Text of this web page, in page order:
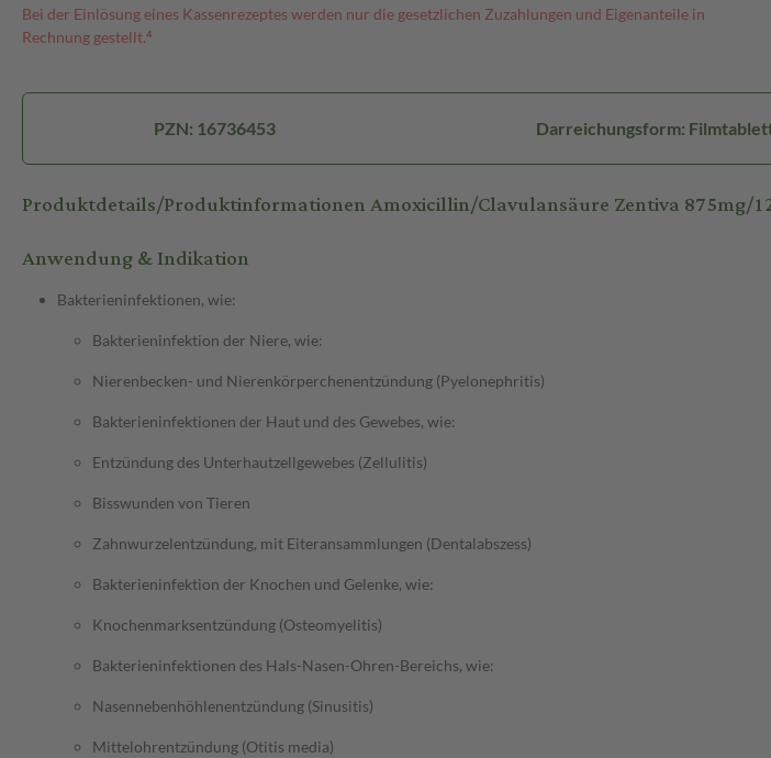
Bei der Einlösung eines Kassenrezeptes werden nur die gesetzlichen Zuzahlungen und Eigenanteile in
Rechnung gestellt.⁴
PZN: 16736453 Darreichungsform:
Produktdetails/Produktinformationen Amoxicillin/Clavulansäure Zentiva 875mg/
Anwendung & Indikation
Bakterieninfektionen, wie:
Bakterieninfektion der Niere, wie:
Nierenbecken- und Nierenkörperchenentzündung (Pyelonephritis)
Bakterieninfektionen der Haut und des Gewebes, wie:
Entzündung des Unterhautzellgewebes (Zellulitis)
Bisswunden von Tieren
Zahnwurzelentzündung, mit Eiteransammlungen (Dentalabszess)
Bakterieninfektion der Knochen und Gelenke, wie:
Knochenmarksentzündung (Osteomyelitis)
Bakterieninfektionen des Hals-Nasen-Ohren-Bereichs, wie:
Nasennebenhöhlenentzündung (Sinusitis)
Mittelohrentzündung (Otitis media)